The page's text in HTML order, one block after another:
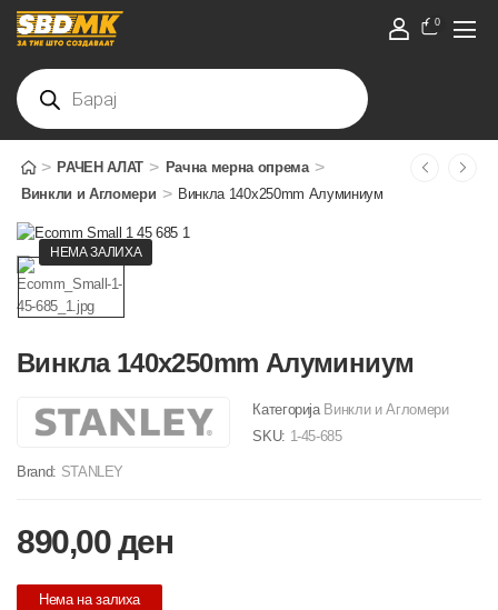
0
> РАЧЕН АЛАТ > Рачна мерна опрема >
Винкли и Агломери > Винкла 140x250mm Алуминиум
НЕМА ЗАЛИХА
Винкла 140x250mm Алуминиум
Категорија Винкли и Агломери
SKU: 1-45-685
Brand: STANLEY
890,00ден
Нема на залиха